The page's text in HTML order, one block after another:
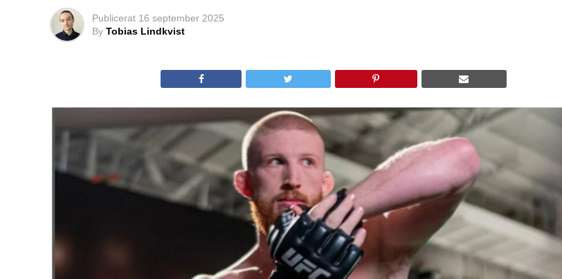
Publicerat 16 september 2025
By Tobias Lindkvist